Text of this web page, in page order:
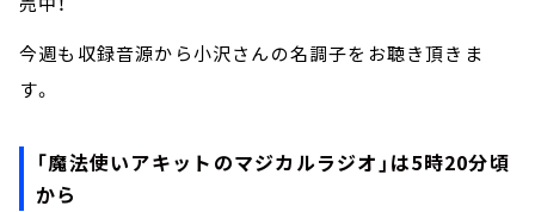
今週も収録音源から小沢さんの名調子をお聴き頂きま
す。
「魔法使いアキットのマジカルラジオ」は5時20分頃
から